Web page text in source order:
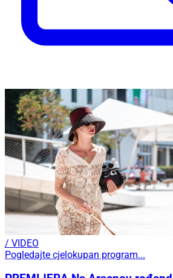
/ VIDEO
Pogledajte cjelokupan program...